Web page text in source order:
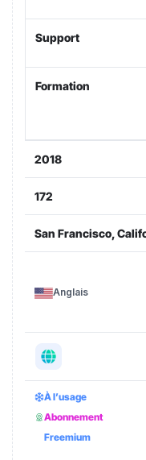
Support
Formation
2018
172
San Francisco,
Anglais
À l’usage
Abonnement
Freemium